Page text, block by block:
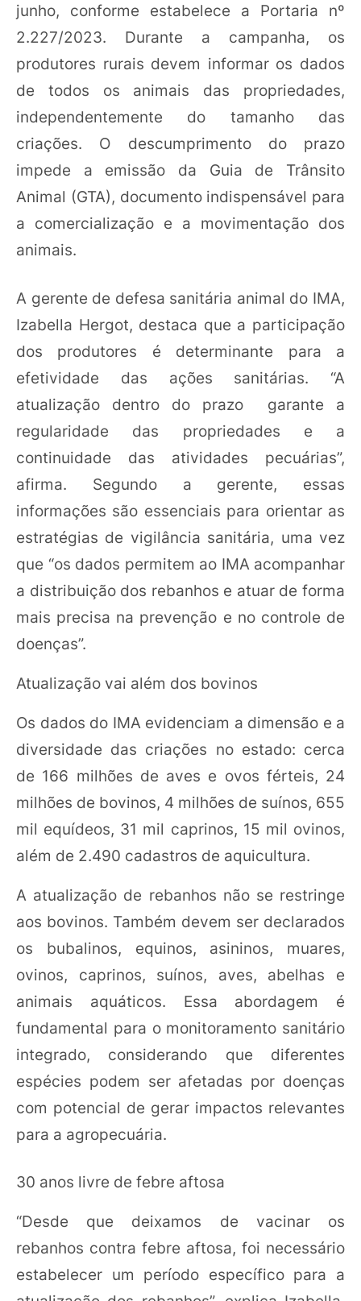
junho, conforme estabelece a Portaria nº
2.227/2023. Durante a campanha, os
produtores rurais devem informar os dados
de todos os animais das propriedades,
independentemente do tamanho das
criações. O descumprimento do prazo
impede a emissão da Guia de Trânsito
Animal (GTA), documento indispensável para
a comercialização e a movimentação dos
animais.
A gerente de defesa sanitária animal do IMA,
Izabella Hergot, destaca que a participação
dos produtores é determinante para a
efetividade das ações sanitárias. “A
atualização dentro do prazo garante a
regularidade das propriedades e a
continuidade das atividades pecuárias”,
afirma. Segundo a gerente, essas
informações são essenciais para orientar as
estratégias de vigilância sanitária, uma vez
que “os dados permitem ao IMA acompanhar
a distribuição dos rebanhos e atuar de forma
mais precisa na prevenção e no controle de
doenças”.
Atualização vai além dos bovinos
Os dados do IMA evidenciam a dimensão e a
diversidade das criações no estado: cerca
de 166 milhões de aves e ovos férteis, 24
milhões de bovinos, 4 milhões de suínos, 655
mil equídeos, 31 mil caprinos, 15 mil ovinos,
além de 2.490 cadastros de aquicultura.
A atualização de rebanhos não se restringe
aos bovinos. Também devem ser declarados
os bubalinos, equinos, asininos, muares,
ovinos, caprinos, suínos, aves, abelhas e
animais aquáticos. Essa abordagem é
fundamental para o monitoramento sanitário
integrado, considerando que diferentes
espécies podem ser afetadas por doenças
com potencial de gerar impactos relevantes
para a agropecuária.
30 anos livre de febre aftosa
“Desde que deixamos de vacinar os
rebanhos contra febre aftosa, foi necessário
estabelecer um período específico para a